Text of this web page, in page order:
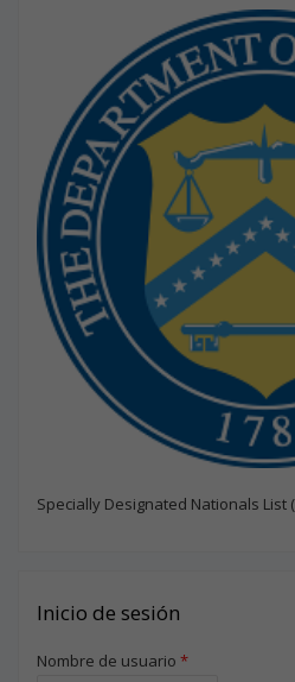
Specially Designated Nationals List
Inicio de sesión
Nombre de usuario *